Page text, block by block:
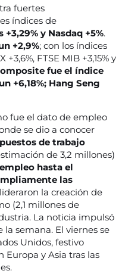
fuertes
índices de
+3,29% y Nasdaq +5%.
+2,9%; con los índices
+3,6%, FTSE MIB +3,15% y
fue el índice
+6,18%; Hang Seng
fue el dato de empleo
se dio a conocer
de trabajo
de 3,2 millones)
hasta el
las
la creación de
(2,1 millones de
La noticia impulsó
la semana. El viernes se
Unidos, festivo
Europa y Asia tras las